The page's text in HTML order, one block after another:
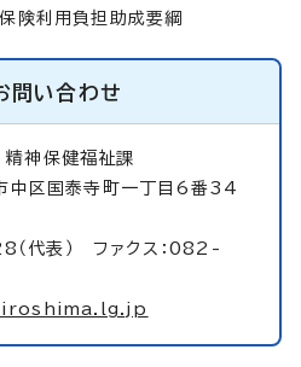
険利用負担助成要綱
問い合わせ
精神保健福祉課
区国泰寺町一丁目6番34
代表） ファクス：082-